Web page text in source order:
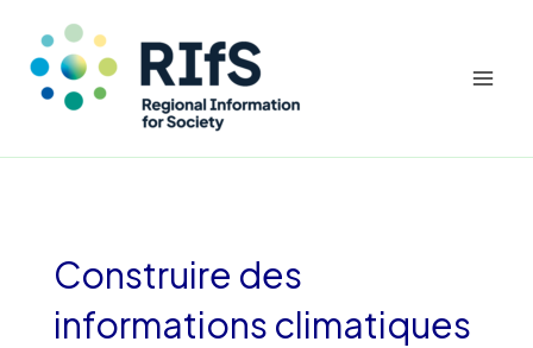
contenuConstruire des
informations climatiques